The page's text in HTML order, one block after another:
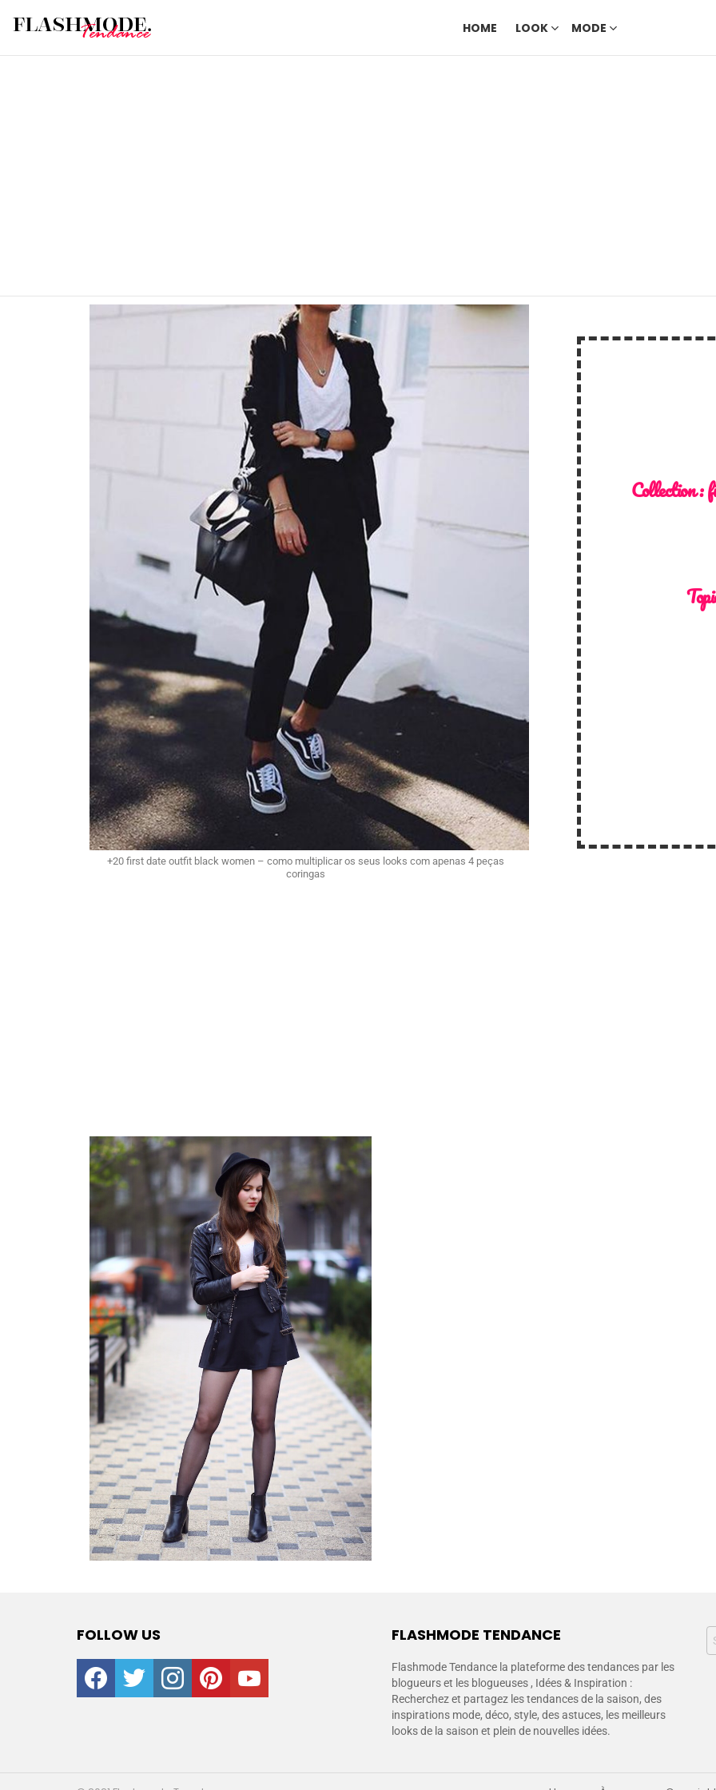
HOME LOOK MODE
+20 first date outfit black women – como multiplicar os seus looks com apenas 4 peças
coringas
Collection :
FOLLOW US
facebooktwitter instagrampinterestyoutube
FLASHMODE TENDANCE
Flashmode Tendance la plateforme des tendances par les
blogueurs et les blogueuses , Idées & Inspiration :
Recherchez et partagez les tendances de la saison, des
inspirations mode, déco, style, des astuces, les meilleurs
looks de la saison et plein de nouvelles idées.